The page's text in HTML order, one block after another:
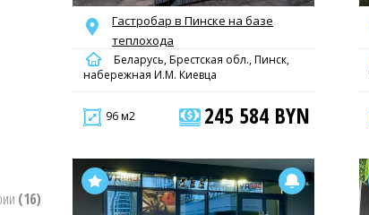
(16)
Гастробар в Пинске на базе
теплохода
Беларусь, Брестская обл., Пинск,
набережная И.М. Киевца
96 м2 245 584 BYN